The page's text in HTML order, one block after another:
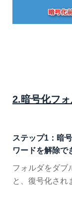
2.暗号化フ
ステップ1：暗
ワードを解除で
フォルダをダブ
と、復号化され